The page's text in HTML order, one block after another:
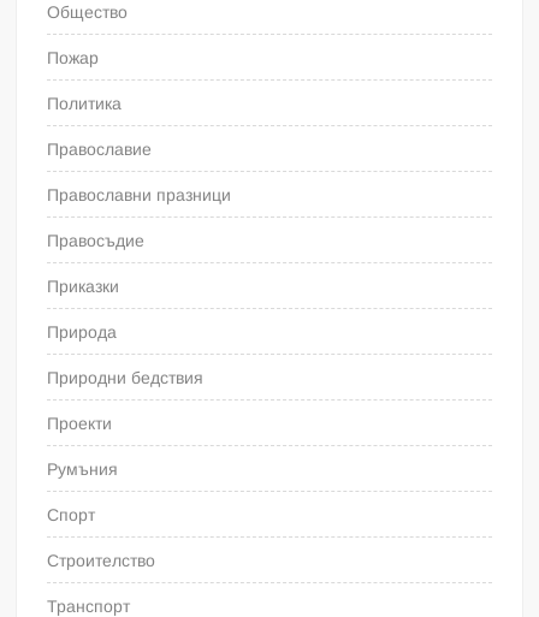
Общество
Пожар
Политика
Православие
Православни празници
Правосъдие
Приказки
Природа
Природни бедствия
Проекти
Румъния
Спорт
Строителство
Транспорт